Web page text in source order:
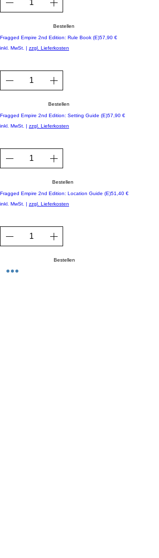
Bestellen
Fragged Empire 2nd Edition: Rule Book (E)Preis
57,90 €
inkl. MwSt. | zzgl. Lieferkosten
Bestellen
Fragged Empire 2nd Edition: Setting Guide (E)Preis
57,90 €
inkl. MwSt. | zzgl. Lieferkosten
Bestellen
Fragged Empire 2nd Edition: Location Guide (E)Preis
51,40 €
inkl. MwSt. | zzgl. Lieferkosten
Bestellen